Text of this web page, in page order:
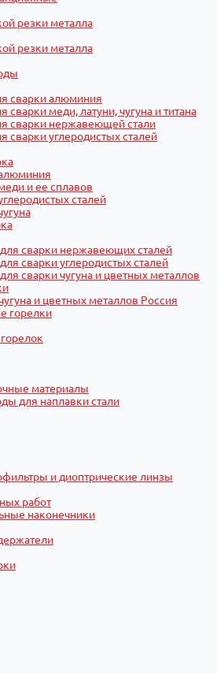
резки металла
резки металла
сварки алюминия
сварки меди, латуни, чугуна и титана
сварки нержавеющей стали
сварки углеродистых сталей
и ее сплавов
сталей
сварки нержавеющих сталей
сварки углеродистых сталей
сварки чугуна и цветных металлов
и цветных металлов Россия
горелки
материалы
для наплавки стали
и диоптрические линзы
работ
наконечники